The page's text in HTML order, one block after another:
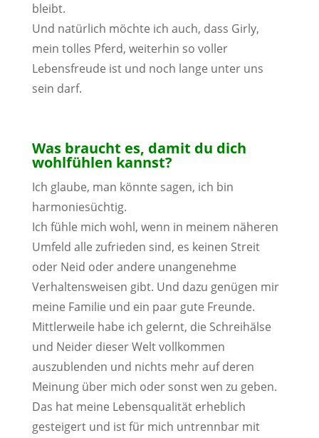
bleibt.
Und natürlich möchte ich auch, dass Girly,
mein tolles Pferd, weiterhin so voller
Lebensfreude ist und noch lange unter uns
sein darf.
Was braucht es, damit du dich
wohlfühlen kannst?
Ich glaube, man könnte sagen, ich bin
harmoniesüchtig.
Ich fühle mich wohl, wenn in meinem näheren
Umfeld alle zufrieden sind, es keinen Streit
oder Neid oder andere unangenehme
Verhaltensweisen gibt. Und dazu genügen mir
meine Familie und ein paar gute Freunde.
Mittlerweile habe ich gelernt, die Schreihälse
und Neider dieser Welt vollkommen
auszublenden und nichts mehr auf deren
Meinung über mich oder sonst wen zu geben.
Das hat meine Lebensqualität erheblich
gesteigert und ist für mich untrennbar mit